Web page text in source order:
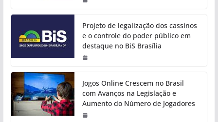
Projeto de legalização dos cassinos
e o controle do poder público em
destaque no BiS Brasília
Jogos Online Crescem no Brasil
com Avanços na Legislação e
Aumento do Número de Jogadores